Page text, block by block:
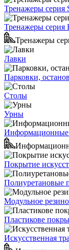
Тренажеры серия
Тренажеры серия
Тренажеры
Лавки
Парковки,
Столы
Урны
Информационные
Покрытие
Полиуретановые
Модульное
Пластикове
Искусственная